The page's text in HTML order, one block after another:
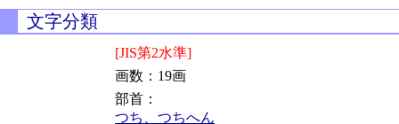
文字分類
[JIS第2水準]
画数：19画
部首：
つち、つちへん